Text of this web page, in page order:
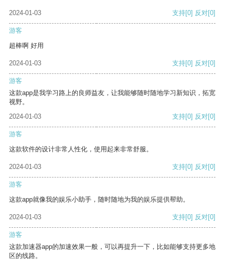
2024-01-03 支持[0] 反对[0]
游客
超棒啊 好用
2024-01-03 支持[0] 反对[0]
游客
这款app是我学习路上的良师益友，让我能够随时随地学习新知识，拓宽
视野。
2024-01-03
支持[0] 反对[0]
游客
这款软件的设计非常人性化，使用起来非常舒服。
2024-01-03 支持[0] 反对[0]
游客
这款app就像我的娱乐小助手，随时随地为我的娱乐提供帮助。
2024-01-03 支持[0] 反对[0]
游客
这款加速器app的加速效果一般，可以再提升一下，比如能够支持更多地
区的线路。